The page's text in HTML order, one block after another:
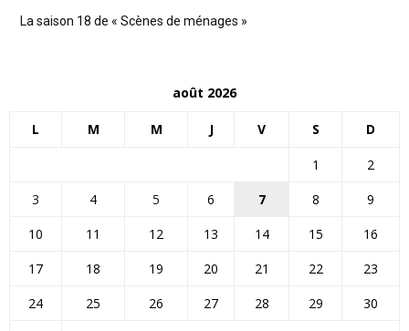
La saison 18 de « Scènes de ménages »
août 2026
L M M J V S D
1
2
3
4 5 6 7 8
9
10
11 12 13 14 15
16
17
18 19 20 21 22
23
24
25 26 27 28 29
30